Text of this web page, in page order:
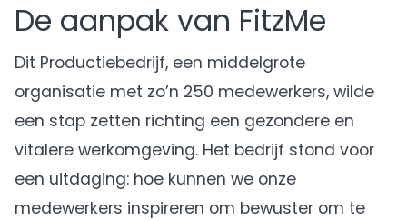
De aanpak van FitzMe
Dit Productiebedrijf, een middelgrote
organisatie met zo’n 250 medewerkers, wilde
een stap zetten richting een gezondere en
vitalere werkomgeving. Het bedrijf stond voor
een uitdaging: hoe kunnen we onze
medewerkers inspireren om bewuster om te